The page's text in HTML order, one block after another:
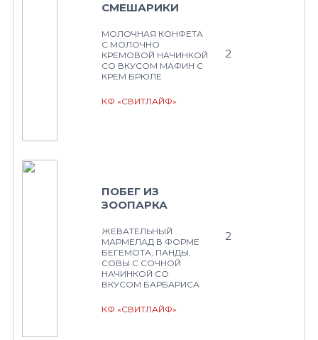
СМЕШАРИКИ
МОЛОЧНАЯ КОНФЕТА
С МОЛОЧНО
КРЕМОВОЙ НАЧИНКОЙ
СО ВКУСОМ МАФИН С
КРЕМ БРЮЛЕ
КФ «СВИТЛАЙФ»
2
ПОБЕГ ИЗ
ЗООПАРКА
ЖЕВАТЕЛЬНЫЙ
МАРМЕЛАД В ФОРМЕ
БЕГЕМОТА, ПАНДЫ,
СОВЫ С СОЧНОЙ
НАЧИНКОЙ СО
ВКУСОМ БАРБАРИСА
КФ «СВИТЛАЙФ»
2